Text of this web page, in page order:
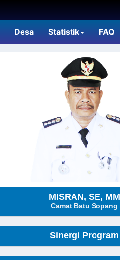
Desa Statistik FAQ
MISRAN, SE, MM
Camat Batu Sopang
Sinergi Program